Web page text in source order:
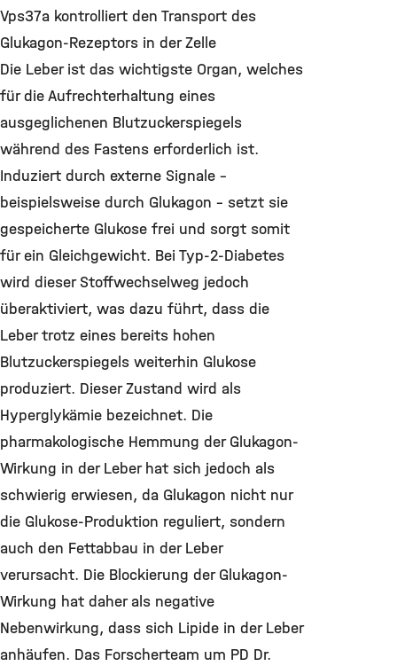
Vps37a kontrolliert den Transport des
Glukagon-Rezeptors in der Zelle
Die Leber ist das wichtigste Organ, welches
für die Aufrechterhaltung eines
ausgeglichenen Blutzuckerspiegels
während des Fastens erforderlich ist.
Induziert durch externe Signale –
beispielsweise durch Glukagon – setzt sie
gespeicherte Glukose frei und sorgt somit
für ein Gleichgewicht. Bei Typ-2-Diabetes
wird dieser Stoffwechselweg jedoch
überaktiviert, was dazu führt, dass die
Leber trotz eines bereits hohen
Blutzuckerspiegels weiterhin Glukose
produziert. Dieser Zustand wird als
Hyperglykämie bezeichnet. Die
pharmakologische Hemmung der Glukagon-
Wirkung in der Leber hat sich jedoch als
schwierig erwiesen, da Glukagon nicht nur
die Glukose-Produktion reguliert, sondern
auch den Fettabbau in der Leber
verursacht. Die Blockierung der Glukagon-
Wirkung hat daher als negative
Nebenwirkung, dass sich Lipide in der Leber
anhäufen. Das Forscherteam um PD Dr.